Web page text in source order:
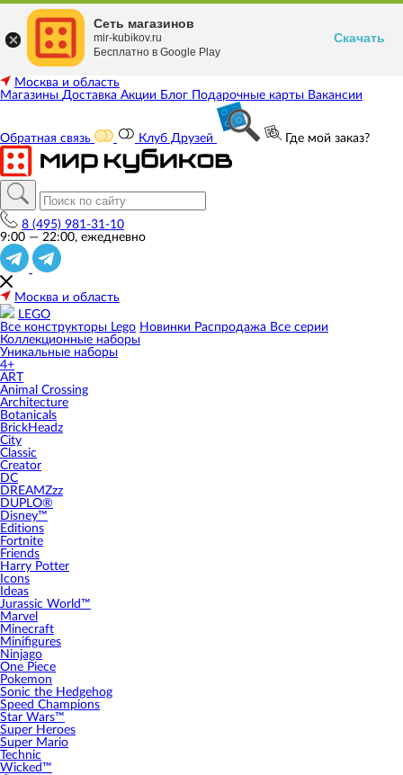
Москва и область
Магазины Доставка Акции Блог Подарочные карты Вакансии
Обратная связь Клуб Друзей Где мой заказ?
8 (495) 981-31-10
9:00 — 22:00, ежедневно
Москва и область
LEGO
Все конструкторы Lego Новинки Распродажа Все серии
Коллекционные наборы
Уникальные наборы
4+
ART
Animal Crossing
Architecture
Botanicals
BrickHeadz
City
Classic
Creator
DC
DREAMZzz
DUPLO®
Disney™
Editions
Fortnite
Friends
Harry Potter
Icons
Ideas
Jurassic World™
Marvel
Minecraft
Minifigures
Ninjago
One Piece
Pokemon
Sonic the Hedgehog
Speed Champions
Star Wars™
Super Heroes
Super Mario
Technic
Wicked™
Сеть магазинов
mir-kubikov.ru
Бесплатно в Google Play
Скачать